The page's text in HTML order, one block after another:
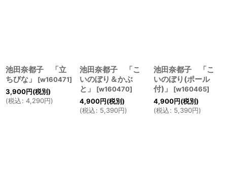
池田奈都子 「立
ちびな」
[w160471]
3,900円(税別)
(税込: 4,290円)
池田奈都子 「こ
いのぼり＆かぶ
と」
[w160470]
4,900円(税別)
(税込: 5,390円)
池田奈都子 「こ
いのぼり(ポール
付)」
[w160465]
4,900円(税別)
(税込: 5,390円)